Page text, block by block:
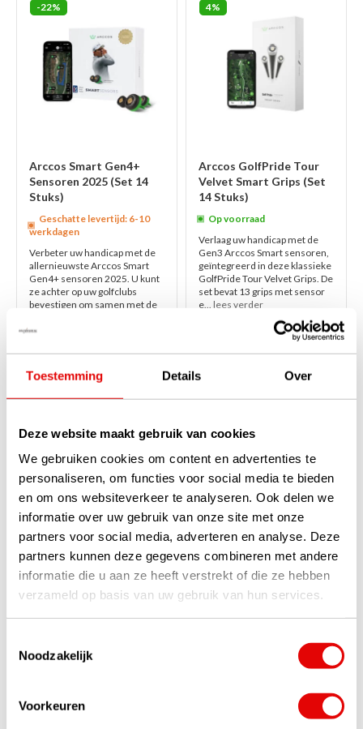
Toestemming Details Over
Deze website maakt gebruik van cookies
We gebruiken cookies om content en advertenties te
personaliseren, om functies voor social media te bieden
en om ons websiteverkeer te analyseren. Ook delen we
informatie over uw gebruik van onze site met onze
partners voor social media, adverteren en analyse. Deze
partners kunnen deze gegevens combineren met andere
informatie die u aan ze heeft verstrekt of die ze hebben
verzameld op basis van uw gebruik van hun services.
Noodzakelijk
Voorkeuren
-22%
Arccos Smart Gen4+
Sensoren 2025 (Set 14
Stuks)
Geschatte levertijd: 6-10
werkdagen
Verbeter uw handicap met de
allernieuwste Arccos Smart
Gen4+ sensoren 2025. U kunt
ze achter op uw golfclubs
bevestigen om samen met de
€289,00
4%
Arccos GolfPride Tour
Velvet Smart Grips (Set
14 Stuks)
Op voorraad
Verlaag uw handicap met de
Gen3 Arccos Smart sensoren,
geïntegreerd in deze klassieke
GolfPride Tour Velvet Grips. De
set bevat 13 grips met sensor
e... lees verder
-20%
Arccos GolfPride MCC
Plus4 Smart Grips (Set 14
Stuks)
Op voorraad
Gen3 Arccos Smart sensoren,
geïntegreerd in deze populaire
...lees verder
€399,00